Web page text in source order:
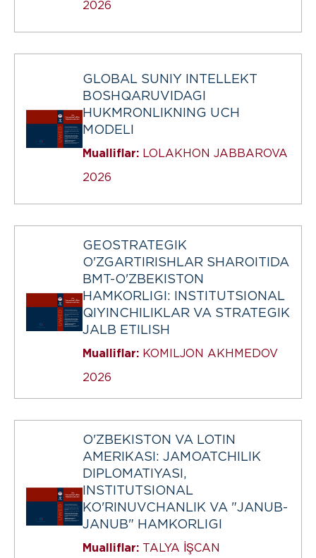
2026
GLOBAL SUNIY INTELLEKT
BOSHQARUVIDAGI
HUKMRONLIKNING UCH
MODELI
Mualliflar: LOLAKHON JABBAROVA
2026
GEOSTRATEGIK
O'ZGARTIRISHLAR SHAROITIDA
BMT-O'ZBEKISTON
HAMKORLIGI: INSTITUTSIONAL
QIYINCHILIKLAR VA STRATEGIK
JALB ETILISH
Mualliflar: KOMILJON AKHMEDOV
2026
O'ZBEKISTON VA LOTIN
AMERIKASI: JAMOATCHILIK
DIPLOMATIYASI,
INSTITUTSIONAL
KO'RINUVCHANLIK VA "JANUB-
JANUB" HAMKORLIGI
Mualliflar: TALYA İŞCAN